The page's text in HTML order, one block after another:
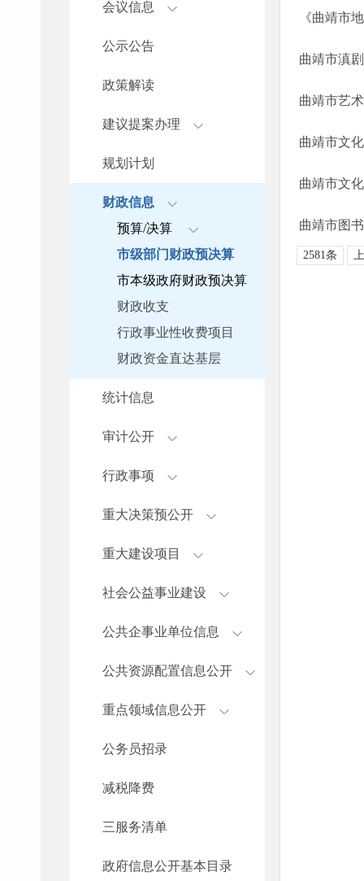
会议信息
公示公告
政策解读
建议提案办理
规划计划
财政信息
预算/决算
市级部门财政预决算
市本级政府财政预决算
财政收支
行政事业性收费项目
财政资金直达基层
统计信息
审计公开
行政事项
重大决策预公开
重大建设项目
社会公益事业建设
公共企事业单位信息
公共资源配置信息公开
重点领域信息公开
公务员招录
减税降费
三服务清单
政府信息公开基本目录
《曲靖市
曲靖市滇
曲靖市艺
曲靖市文
曲靖市文
曲靖市图
2581条